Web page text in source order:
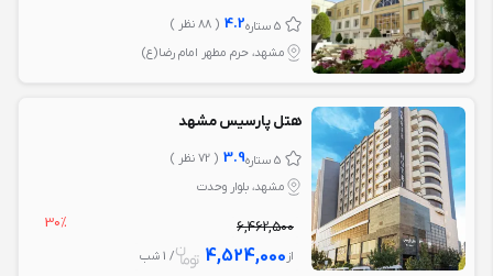
5 ستاره 4.2 ( 88 نظر )
مشهد، حرم مطهر امام رضا(ع)
هتل پارسیس مشهد
5 ستاره 3.9 ( 72 نظر )
مشهد، بلوار وحدت
6,462,500
30%
از 4,524,000 / 1 شب